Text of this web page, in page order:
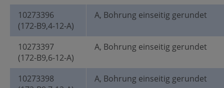
10273396
(172-B9,4-12-A)
A, Bohrung einseitig gerundet
10273397
(172-B9,6-12-A)
A, Bohrung einseitig gerundet
10273398
A, Bohrung einseitig gerundet